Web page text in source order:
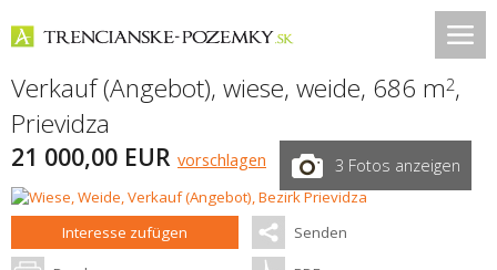
Verkauf (Angebot), wiese, weide, 686 m2,
Prievidza
21 000,00 EUR vorschlagen 3 Fotos anzeigen
Interesse zufügen Senden